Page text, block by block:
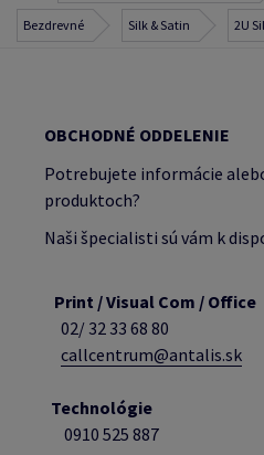
Bezdrevné Silk & Satin 2U
OBCHODNÉ ODDELENIE
Potrebujete informácie
produktoch?
Naši špecialisti sú vám k
Print / Visual Com / Office
02/ 32 33 68 80
callcentrum@antalis.sk
Technológie
0910 525 887